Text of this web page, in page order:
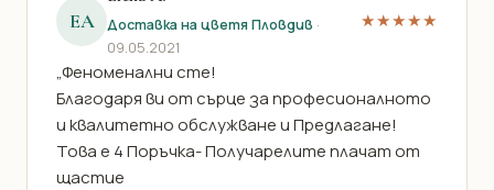
EA Доставка на цветя Пловдив ·
09.05.2021
★★★★★
„Феноменални сте!
Благодаря ви от сърце за професионалното
и квалитетно обслужване и Предлагане!
Това е 4 Поръчка- Получарелите плачат от
щастие